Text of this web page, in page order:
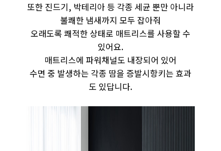
또한 진드기, 박테리아 등 각종 세균 뿐만 아니라
불쾌한 냄새까지 모두 잡아줘
오래도록 쾌적한 상태로 매트리스를 사용할 수
있어요.
매트리스에 파워채널도 내장되어 있어
수면 중 발생하는 각종 땀을 증발시항키는 효과
도 있답니다.